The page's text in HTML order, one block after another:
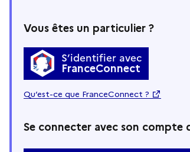
Vous êtes un particulier ?
S’identifier avec
FranceConnect
Qu’est-ce que FranceConnect ?
Se connecter avec son compte